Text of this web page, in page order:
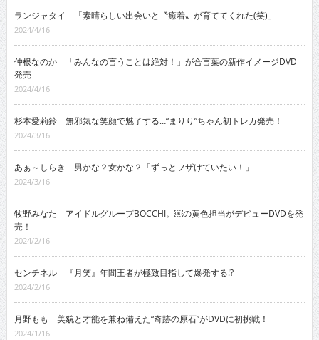
ランジャタイ 「素晴らしい出会いと〝癒着〟が育ててくれた(笑)」
2024/4/16
仲根なのか 「みんなの言うことは絶対！」が合言葉の新作イメージDVD
発売
2024/4/16
杉本愛莉鈴 無邪気な笑顔で魅了する…“まりり”ちゃん初トレカ発売！
2024/3/16
あぁ～しらき 男かな？女かな？「ずっとフザけていたい！」
2024/3/16
牧野みなた アイドルグループBOCCHI。￼の黄色担当がデビューDVDを発
売！
2024/2/16
センチネル 『月笑』年間王者が極致目指して爆発する!?
2024/2/16
月野もも 美貌と才能を兼ね備えた“奇跡の原石”がDVDに初挑戦！
2024/1/16